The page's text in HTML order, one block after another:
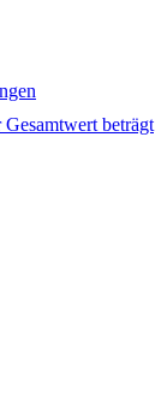
beträgt